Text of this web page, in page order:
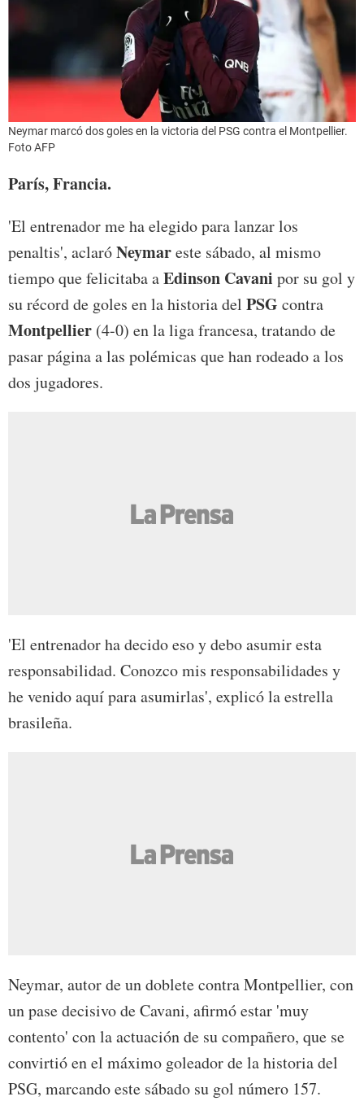
Neymar marcó dos goles en la victoria del PSG contra el Montpellier.
Foto AFP
París, Francia.
'El entrenador me ha elegido para lanzar los
penaltis', aclaróNeymareste sábado, al mismo
tiempo que felicitaba aEdinson Cavani por su gol y
su récord de goles en la historia del PSG contra
Montpellier (4-0) en la liga francesa, tratando de
pasar página a las polémicas que han rodeado a los
dos jugadores.
'El entrenador ha decido eso y debo asumir esta
responsabilidad. Conozco mis responsabilidades y
he venido aquí para asumirlas', explicó la estrella
brasileña.
Neymar, autor de un doblete contra Montpellier, con
un pase decisivo de Cavani, afirmó estar 'muy
contento' con la actuación de su compañero, que se
convirtió en el máximo goleador de la historia del
PSG, marcando este sábado su gol número 157.